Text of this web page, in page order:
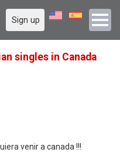
Sign up
singles in Canada
venir a canada !!!